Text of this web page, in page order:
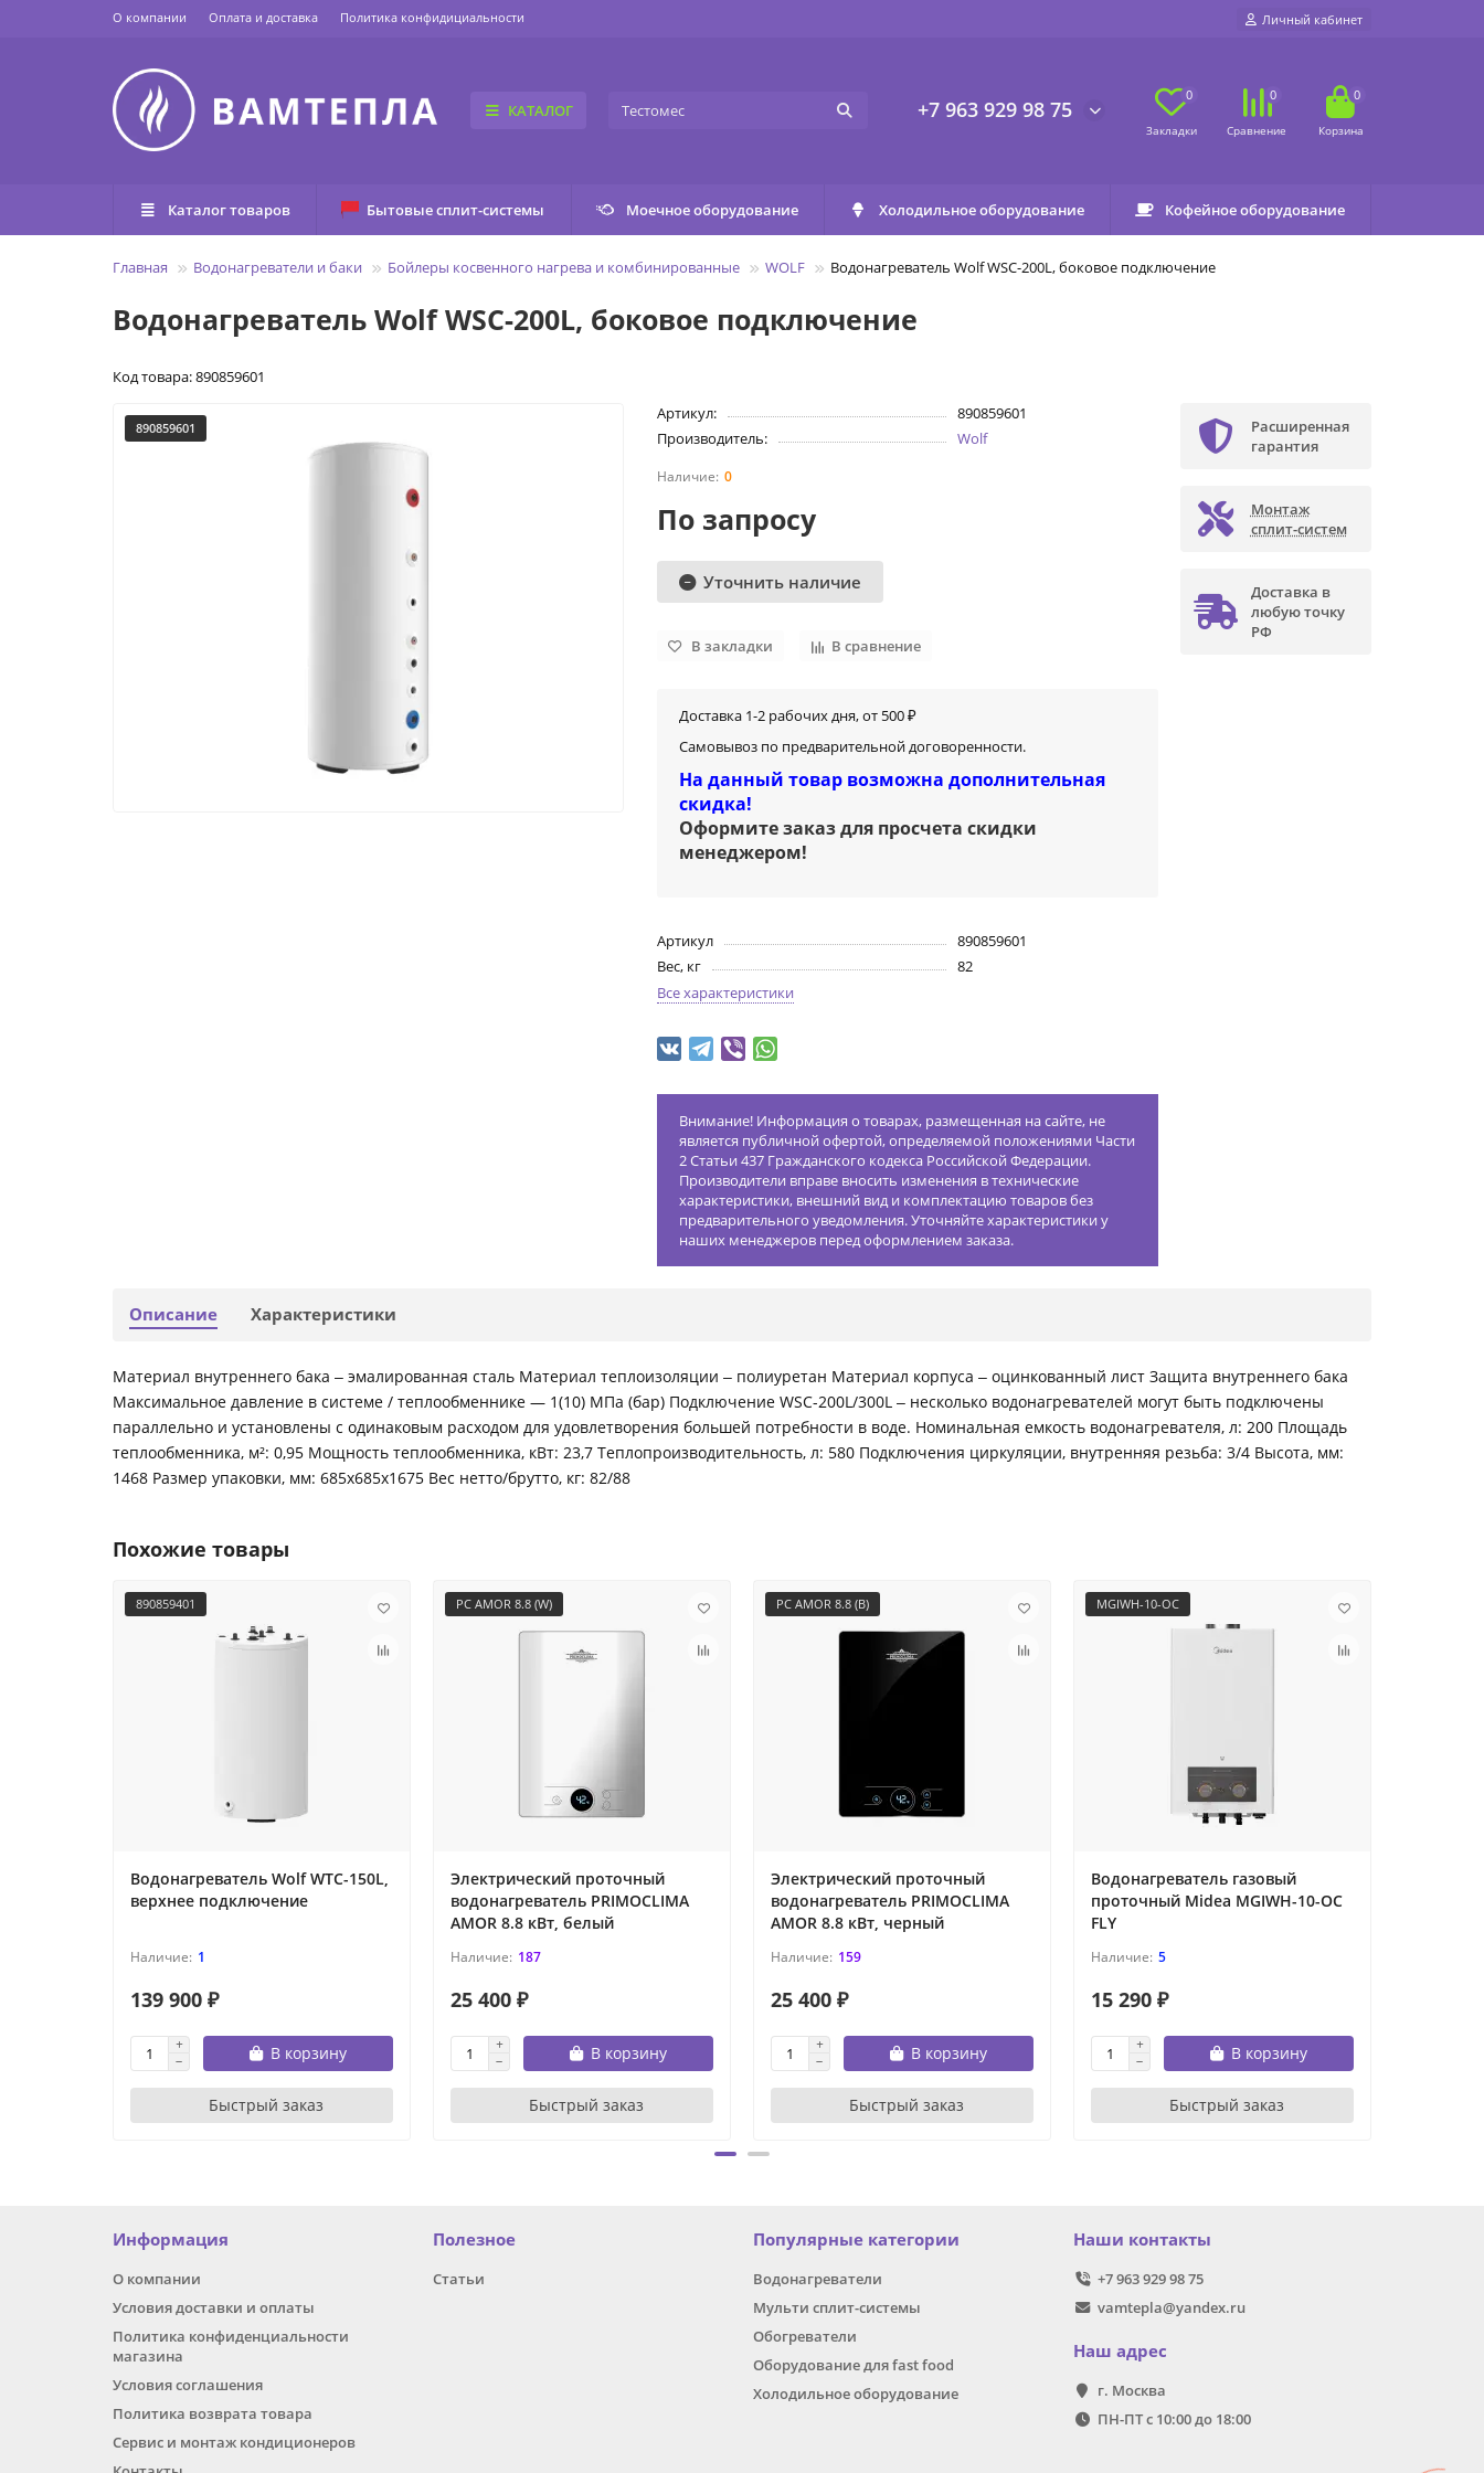
О компании Оплата и доставка Политика конфидициальности Личный кабинет
КАТАЛОГ +7 963 929 98 75
0 0 0
Каталог товаров Бытовые сплит-системы Моечное оборудование Холодильное оборудование Кофейное оборудование
Главная Водонагреватели и баки Бойлеры косвенного нагрева и комбинированные WOLF Водонагреватель Wolf WSC-200L, боковое подключение
Водонагреватель Wolf WSC-200L, боковое подключение
Код товара: 890859601
890859601
Артикул:
890859601
Производитель:
Wolf
0
По запросу
Уточнить наличие
В закладки В сравнение
Доставка 1-2 рабочих дня, от 500 ₽
Самовывоз по предварительной договоренности.
На данный товар возможна дополнительная
скидка!
Оформите заказ для просчета скидки
менеджером!
Артикул
890859601
Вес, кг
82
Все характеристики
Внимание! Информация о товарах, размещенная на сайте, не
является публичной офертой, определяемой положениями Части
2 Статьи 437 Гражданского кодекса Российской Федерации.
Производители вправе вносить изменения в технические
характеристики, внешний вид и комплектацию товаров без
предварительного уведомления. Уточняйте характеристики у
наших менеджеров перед оформлением заказа.
Расширенная
гарантия
Монтаж
сплит-систем
Доставка в
любую точку
РФ
Описание Характеристики
Материал внутреннего бака ‒ эмалированная сталь Материал теплоизоляции ‒ полиуретан Материал корпуса ‒ оцинкованный лист Защита внутреннего бака
Максимальное давление в системе / теплообменнике — 1(10) МПа (бар) Подключение WSC-200L/300L ‒ несколько водонагревателей могут быть подключены
параллельно и установлены с одинаковым расходом для удовлетворения большей потребности в воде. Номинальная емкость водонагревателя, л: 200 Площадь
теплообменника, м²: 0,95 Мощность теплообменника, кВт: 23,7 Теплопроизводительность, л: 580 Подключения циркуляции, внутренняя резьба: 3/4 Высота, мм:
1468 Размер упаковки, мм: 685x685x1675 Вес нетто/брутто, кг: 82/88
Похожие товары
890859401
Водонагреватель Wolf WTC-150L,
верхнее подключение
1
139 900 ₽
В корзину
Быстрый заказ
PC AMOR 8.8 (W)
Электрический проточный
водонагреватель PRIMOCLIMA
AMOR 8.8 кВт, белый
187
25 400 ₽
В корзину
Быстрый заказ
PC AMOR 8.8 (B)
Электрический проточный
водонагреватель PRIMOCLIMA
AMOR 8.8 кВт, черный
159
25 400 ₽
В корзину
Быстрый заказ
MGIWH-10-OC
Водонагреватель газовый
проточный Midea MGIWH-10-OC
FLY
5
15 290 ₽
В корзину
Быстрый заказ
Информация
О компании
Условия доставки и оплаты
Политика конфиденциальности
магазина
Условия соглашения
Политика возврата товара
Сервис и монтаж кондиционеров
Полезное
Статьи
Популярные категории
Водонагреватели
Мульти сплит-системы
Обогреватели
Оборудование для fast food
Холодильное оборудование
Наши контакты
+7 963 929 98 75
vamtepla@yandex.ru
Наш адрес
г. Москва
ПН-ПТ с 10:00 до 18:00